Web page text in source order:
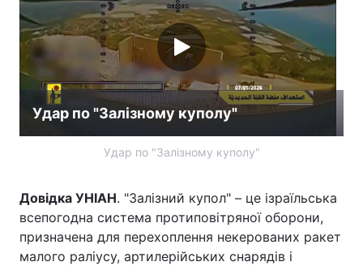
Удар по "Залізному куполу"
Удар по "Залізному куполу"
Довідка УНІАН. "Залізний купол" – це ізраїльська
всепогодна система протиповітряної оборони,
призначена для перехоплення некерованих ракет
малого раліусу, артилерійських снарядів і